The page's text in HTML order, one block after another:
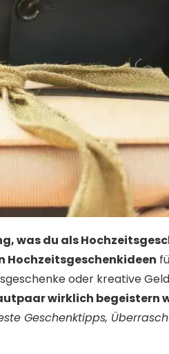
was du als
Hochzeitsgeschenkideen
oder kreative
wirklich begeistern
Geschenktipps,